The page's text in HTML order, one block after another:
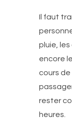
Il faut
pluie,
encore
cours de
rester
heures.